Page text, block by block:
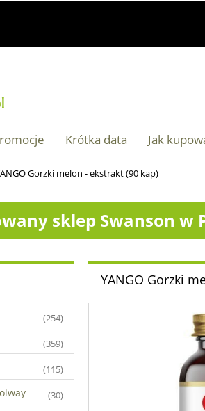
Krótka data Jak
Gorzki melon - ekstrakt (90 kap)
sklep Swanson w
(254)
(359)
(115)
(30)
YANGO Gorzki